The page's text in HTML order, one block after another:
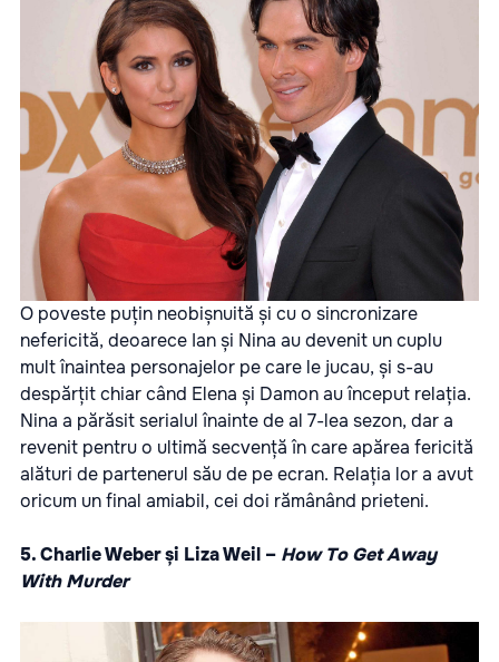
O poveste puțin neobișnuită și cu o sincronizare
nefericită, deoarece Ian și Nina au devenit un cuplu
mult înaintea personajelor pe care le jucau, și s-au
despărțit chiar când Elena și Damon au început relația.
Nina a părăsit serialul înainte de al 7-lea sezon, dar a
revenit pentru o ultimă secvență în care apărea fericită
alături de partenerul său de pe ecran. Relația lor a avut
oricum un final amiabil, cei doi rămânând prieteni.
5. Charlie Weber și Liza Weil – How To Get Away
With Murder